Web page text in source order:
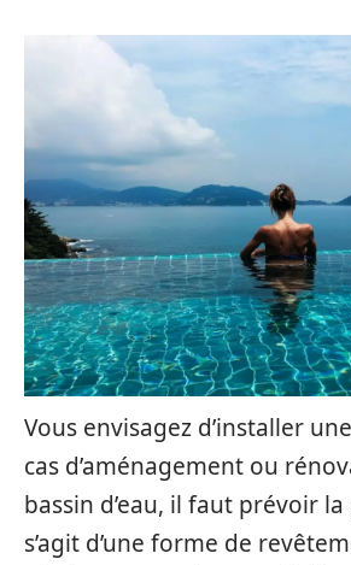
Vous envisagez d’installer
cas d’aménagement ou
bassin d’eau, il faut prévoir
s’agit d’une forme de